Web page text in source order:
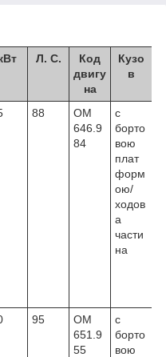
Л. С.
Код
двигу
на
Кузо
в
88
OM
646.9
84
c
борто
вою
плат
форм
ою/
ходов
а
части
на
95
OM
651.9
55
c
борто
вою